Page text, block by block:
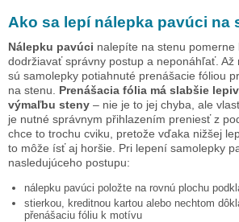
Ako sa lepí nálepka pavúci na
Nálepku pavúci nalepíte na stenu
dodržiavať správny postup a neponáhľať. Až
sú samolepky potiahnuté prenášacie fóliou
na stenu. Prenášacia fólia má slabšie
výmaľbu steny – nie je to jej chyba, ale
je nutné správnym přihlazením preniesť z
chce to trochu cviku, pretože vďaka nižšej
to môže ísť aj horšie. Pri lepení samolepky
nasledujúceho postupu:
nálepku pavúci položte na rovnú plochu
stierkou, kreditnou kartou alebo nechtom
přenášaciu fóliu k motívu